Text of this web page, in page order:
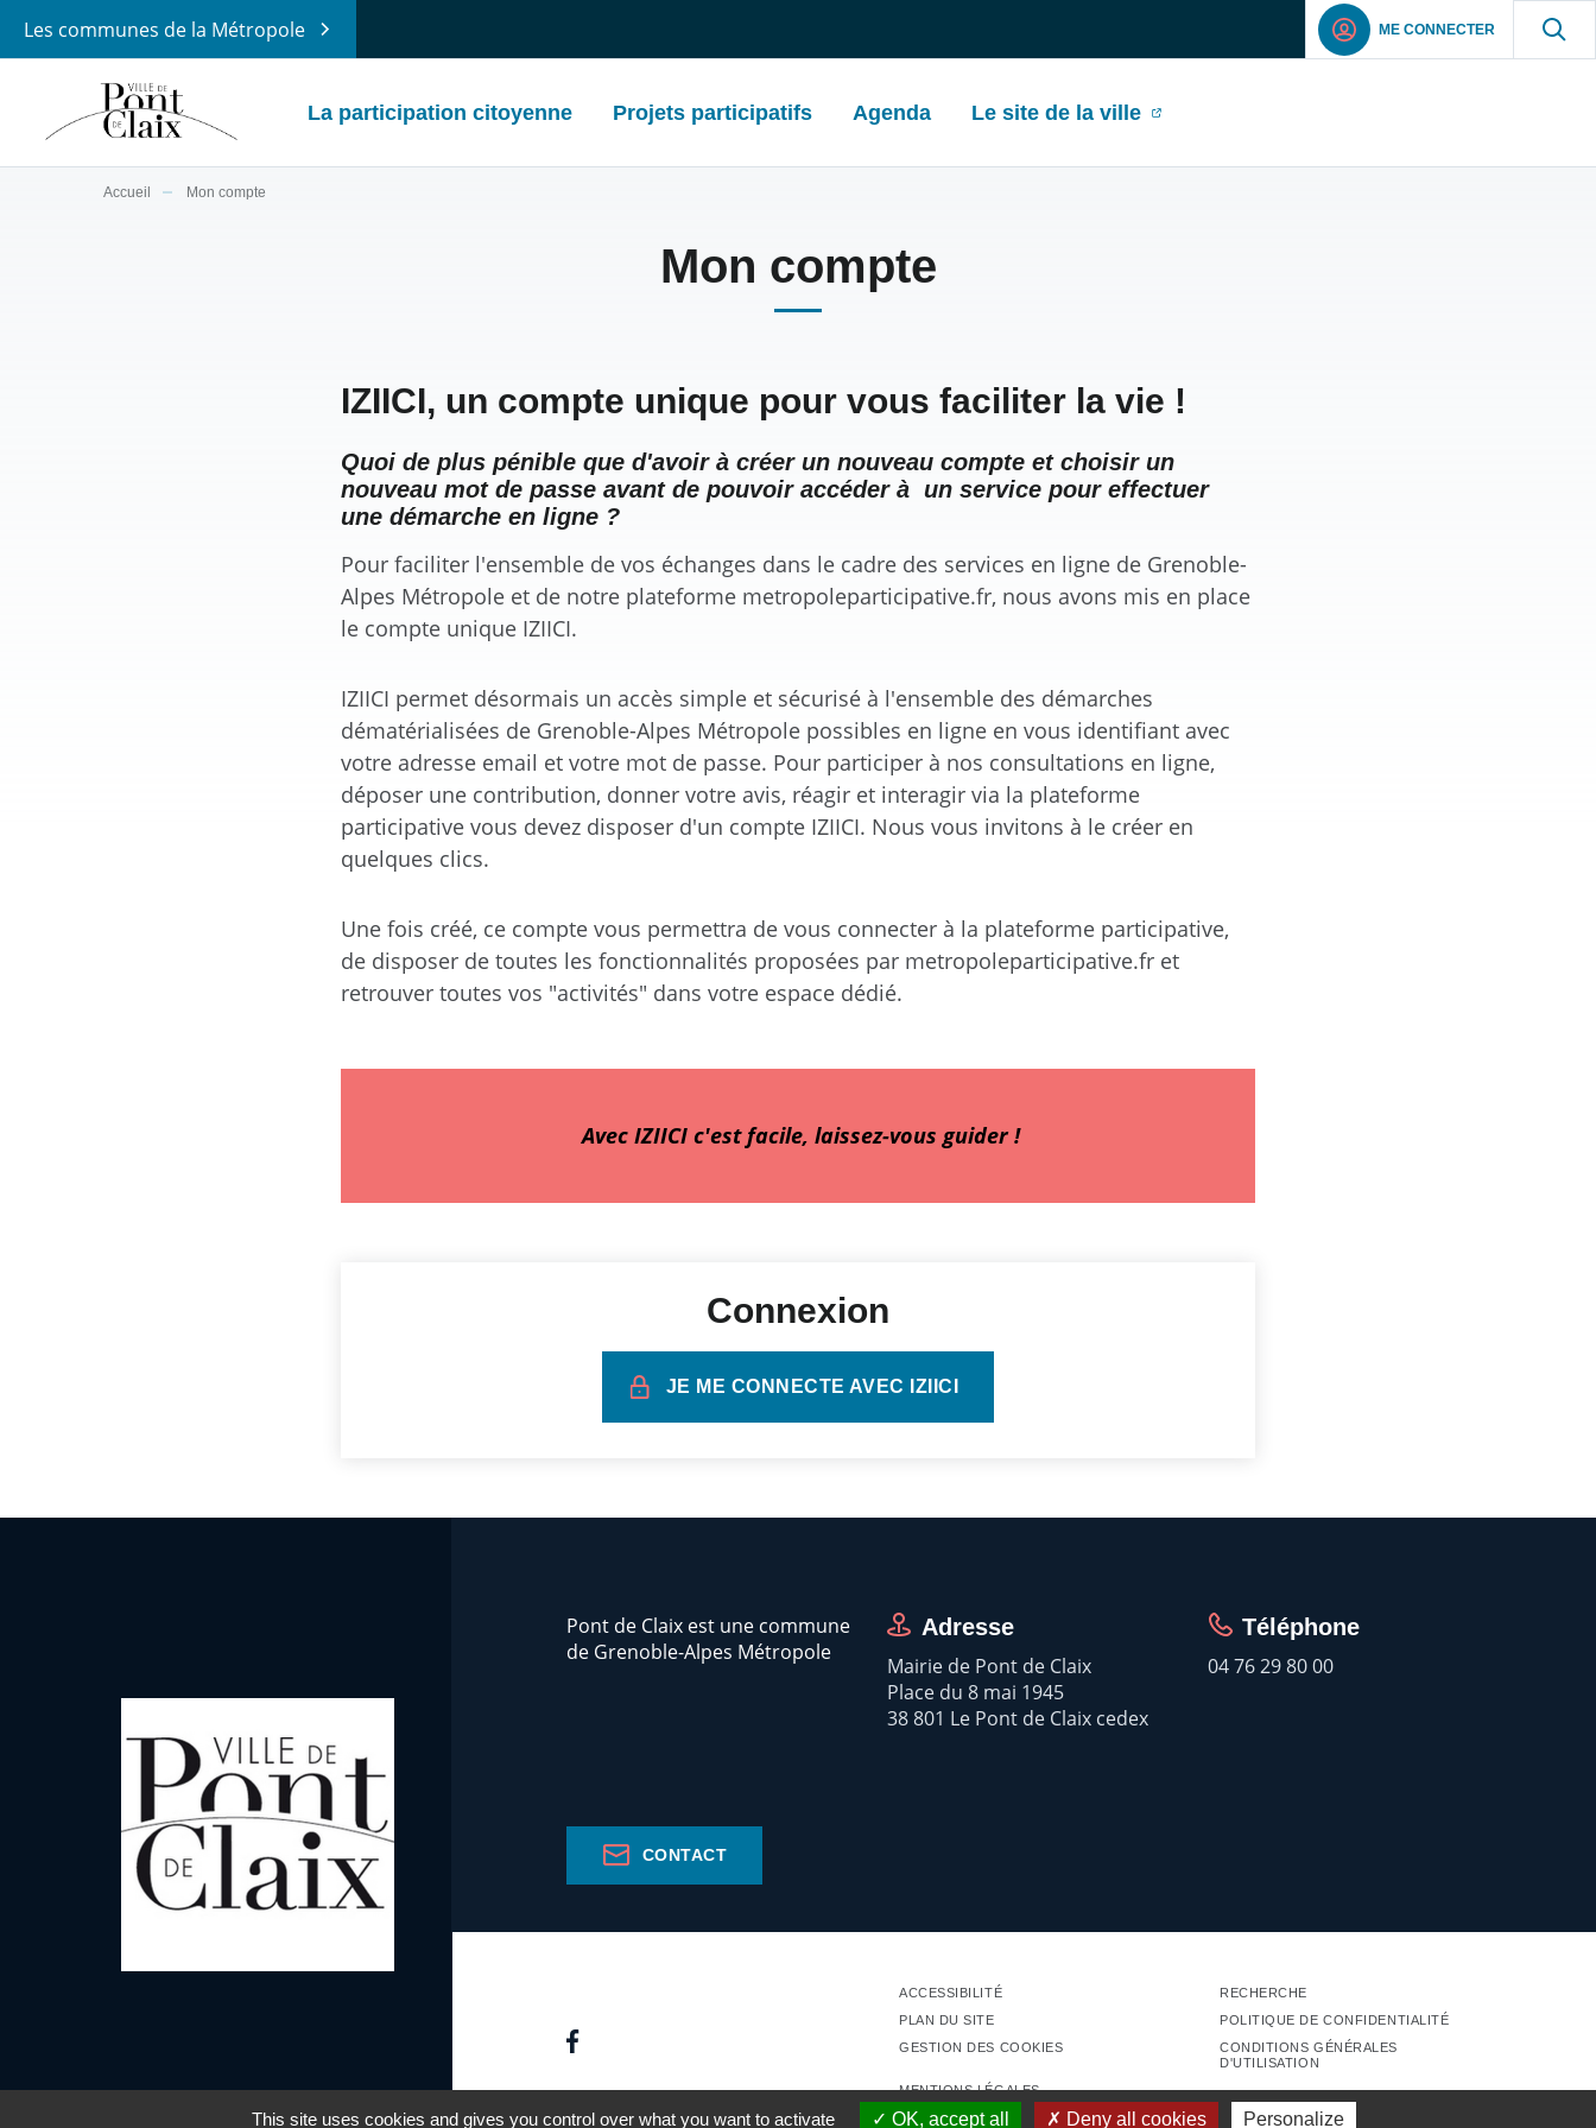
Les communes de la Métropole
ME CONNECTER
La participation citoyenne Projets participatifs Agenda Le site de la ville
Accueil Mon compte
Mon compte
IZIICI, un compte unique pour vous faciliter la vie !
Quoi de plus pénible que d'avoir à créer un nouveau compte et choisir un
nouveau mot de passe avant de pouvoir accéder à un service pour effectuer
une démarche en ligne ?
Pour faciliter l'ensemble de vos échanges dans le cadre des services en ligne de Grenoble-
Alpes Métropole et de notre plateforme metropoleparticipative.fr, nous avons mis en place
le compte unique IZIICI.
IZIICI permet désormais un accès simple et sécurisé à l'ensemble des démarches
dématérialisées de Grenoble-Alpes Métropole possibles en ligne en vous identifiant avec
votre adresse email et votre mot de passe. Pour participer à nos consultations en ligne,
déposer une contribution, donner votre avis, réagir et interagir via la plateforme
participative vous devez disposer d'un compte IZIICI. Nous vous invitons à le créer en
quelques clics.
Une fois créé, ce compte vous permettra de vous connecter à la plateforme participative,
de disposer de toutes les fonctionnalités proposées par metropoleparticipative.fr et
retrouver toutes vos "activités" dans votre espace dédié.
Avec IZIICI c'est facile, laissez-vous guider !
Connexion
JE ME CONNECTE AVEC IZIICI
Pont de Claix est une commune
de Grenoble-Alpes Métropole
Adresse
Mairie de Pont de Claix
Place du 8 mai 1945
38 801 Le Pont de Claix cedex
Téléphone
04 76 29 80 00
CONTACT
ACCESSIBILITÉ
RECHERCHE
PLAN DU SITE
POLITIQUE DE CONFIDENTIALITÉ
GESTION DES COOKIES
CONDITIONS GÉNÉRALES
D'UTILISATION
MENTIONS LÉGALES
This site uses cookies and gives you control over what you want to activate OK, accept all Deny all cookies Personalize